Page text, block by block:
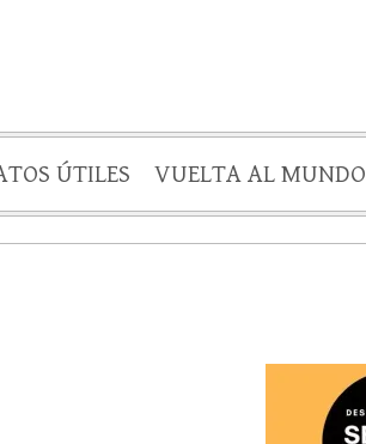
ÚTILES VUELTA AL MUNDO